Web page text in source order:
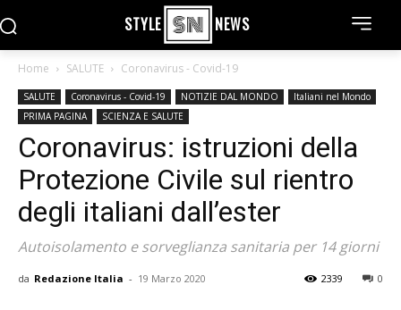
STYLE NEWS
Home SALUTE Coronavirus - Covid-19
SALUTE Coronavirus - Covid-19 NOTIZIE DAL MONDO
Italiani nel Mondo
PRIMA PAGINA
SCIENZA E SALUTE
Coronavirus: istruzioni della
Protezione Civile sul rientro
degli italiani dall’ester
Autoisolamento e sorveglianza sanitaria per 14 giorni
da Redazione Italia - 19 Marzo 2020 0
2339